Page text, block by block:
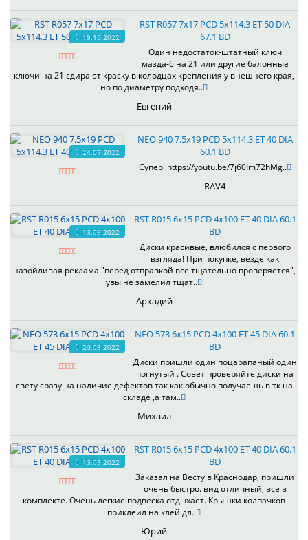
19.10.2022
RST R057 7x17 PCD 5x114.3 ET 50 DIA
67.1 BD
Один недостаток-штатный ключ
мазда-6 на 21 или другие балонные
ключи на 21 сдирают краску в колодцах крепления у внешнего края,
но по диаметру подходя..
Евгений
24.07.2022
NEO 940 7.5x19 PCD 5x114.3 ET 40 DIA
60.1 BD
Супер! https://youtu.be/7j60Im72hMg..
RAV4
13.05.2022
RST R015 6x15 PCD 4x100 ET 40 DIA 60.1
BD
Диски красивые, влюбился с первого
взгляда! При покупке, везде как
назойливая реклама "перед отправкой все тщательно проверяется",
увы не замелил тщат..
Аркадий
20.03.2022
NEO 573 6x15 PCD 4x100 ET 45 DIA 60.1
BD
Диски пришли один поцарапаный один
погнутый . Совет проверяйте диски на
свету сразу на наличие дефектов так как обычно получаешь в тк на
складе ,а там..
Михаил
13.03.2022
RST R015 6x15 PCD 4x100 ET 40 DIA 60.1
BD
Заказал на Весту в Краснодар, пришли
очень быстро. вид отличный, все в
комплекте. Очень легкие подвеска отдыхает. Крышки колпачков
приклеил на клей дл..
Юрий